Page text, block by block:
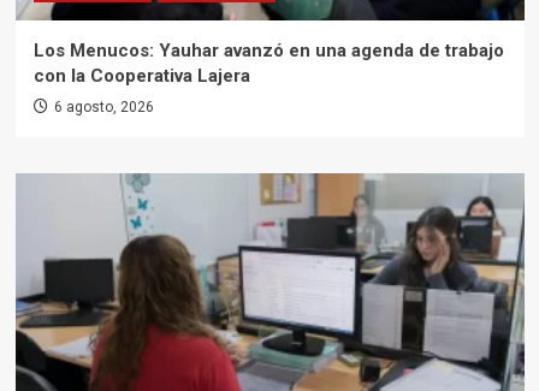
Los Menucos: Yauhar avanzó en una agenda de trabajo
con la Cooperativa Lajera
6 agosto, 2026